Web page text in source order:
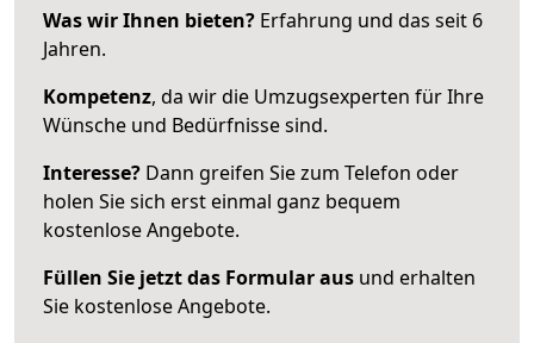
Was wir Ihnen bieten? Erfahrung und das seit 6
Jahren.
Kompetenz, da wir die Umzugsexperten für Ihre
Wünsche und Bedürfnisse sind.
Interesse? Dann greifen Sie zum Telefon oder
holen Sie sich erst einmal ganz bequem
kostenlose Angebote.
Füllen Sie jetzt das Formular aus und erhalten
Sie kostenlose Angebote.